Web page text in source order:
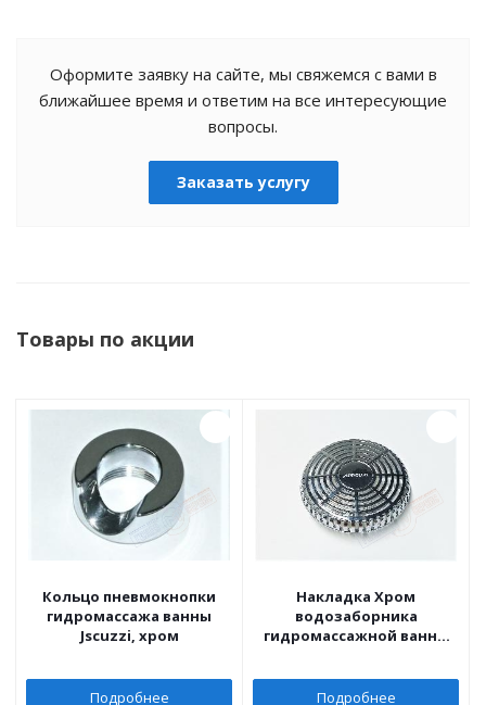
Оформите заявку на сайте, мы свяжемся с вами в
ближайшее время и ответим на все интересующие
вопросы.
Заказать услугу
Товары по акции
Кольцо пневмокнопки
гидромассажа ванны
Jscuzzi, хром
Подробнее
Накладка Хром
водозаборника
гидромассажной ванны
Подробнее